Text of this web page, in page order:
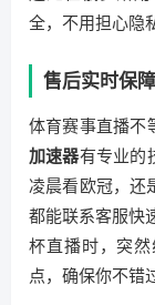
全，不用担心隐
售后实时保
体育赛事直播不
加速器有专业的
凌晨看欧冠，还
都能联系客服快
杯直播时，突
点，确保你不错